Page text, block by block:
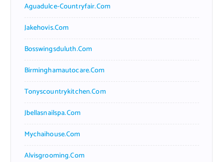
Aguadulce-Countryfair.com
Jakehovis.com
Bosswingsduluth.com
Birminghamautocare.com
Tonyscountrykitchen.com
Jbellasnailspa.com
Mychaihouse.com
Alvisgrooming.com